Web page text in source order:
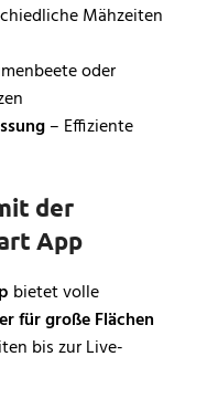
Mähzeiten
oder
– Effiziente
der
App
bietet volle
für große Flächen
bis zur Live-